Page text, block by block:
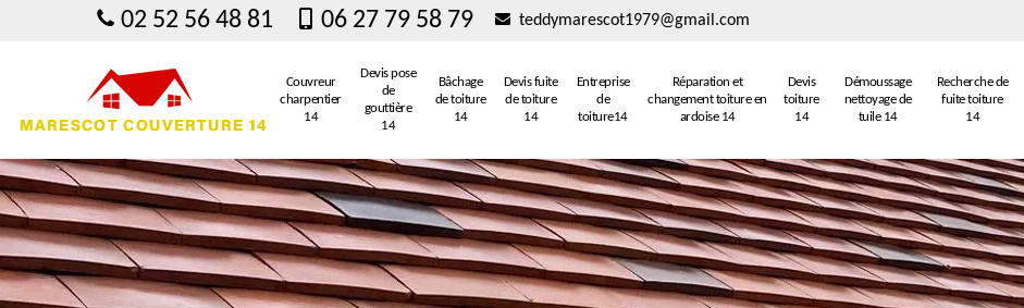
02 52 56 48 81 06 27 79 58 79 teddymarescot1979@gmail.com
Couvreur
charpentier
14
Devis pose
de
gouttière
14
Bâchage
de toiture
14
Devis fuite
de toiture
14
Entreprise
de
toiture14
Réparation et
changement toiture en
ardoise 14
Devis
toiture
14
Démoussage
nettoyage de
tuile 14
Recherche de
fuite toiture
14